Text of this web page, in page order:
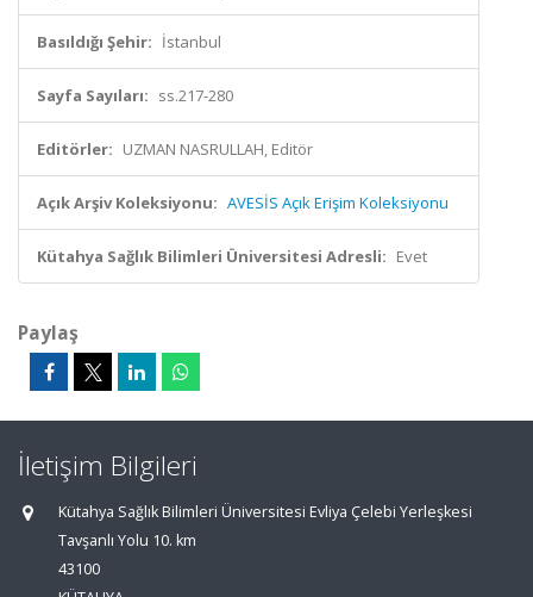
Basıldığı Şehir: İstanbul
Sayfa Sayıları: ss.217-280
Editörler: UZMAN NASRULLAH, Editör
Açık Arşiv Koleksiyonu: AVESİS Açık Erişim Koleksiyonu
Kütahya Sağlık Bilimleri Üniversitesi Adresli: Evet
Paylaş
İletişim Bilgileri
Kütahya Sağlık Bilimleri Üniversitesi Evliya Çelebi Yerleşkesi
Tavşanlı Yolu 10. km
43100